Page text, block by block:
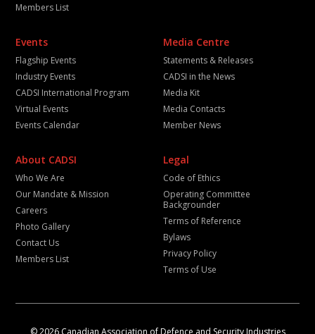
Members List
Events
Flagship Events
Industry Events
CADSI International Program
Virtual Events
Events Calendar
Media Centre
Statements & Releases
CADSI in the News
Media Kit
Media Contacts
Member News
About CADSI
Who We Are
Our Mandate & Mission
Careers
Photo Gallery
Contact Us
Members List
Legal
Code of Ethics
Operating Committee
Backgrounder
Terms of Reference
Bylaws
Privacy Policy
Terms of Use
© 2026 Canadian Association of Defence and Security Industries